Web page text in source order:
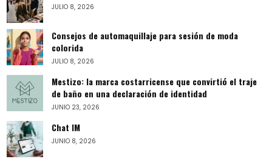
JULIO 8, 2026
Consejos de automaquillaje para sesión de moda
colorida
JULIO 8, 2026
Mestizo: la marca costarricense que convirtió el traje
de baño en una declaración de identidad
JUNIO 23, 2026
Chat IM
JUNIO 8, 2026